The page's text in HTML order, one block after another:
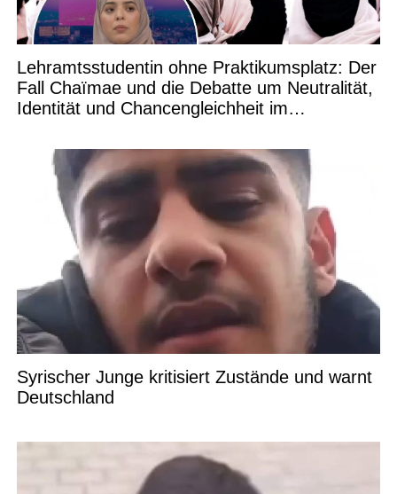
Lehramtsstudentin ohne Praktikumsplatz: Der
Fall Chaïmae und die Debatte um Neutralität,
Identität und Chancengleichheit im
Syrischer Junge kritisiert Zustände und warnt
Deutschland